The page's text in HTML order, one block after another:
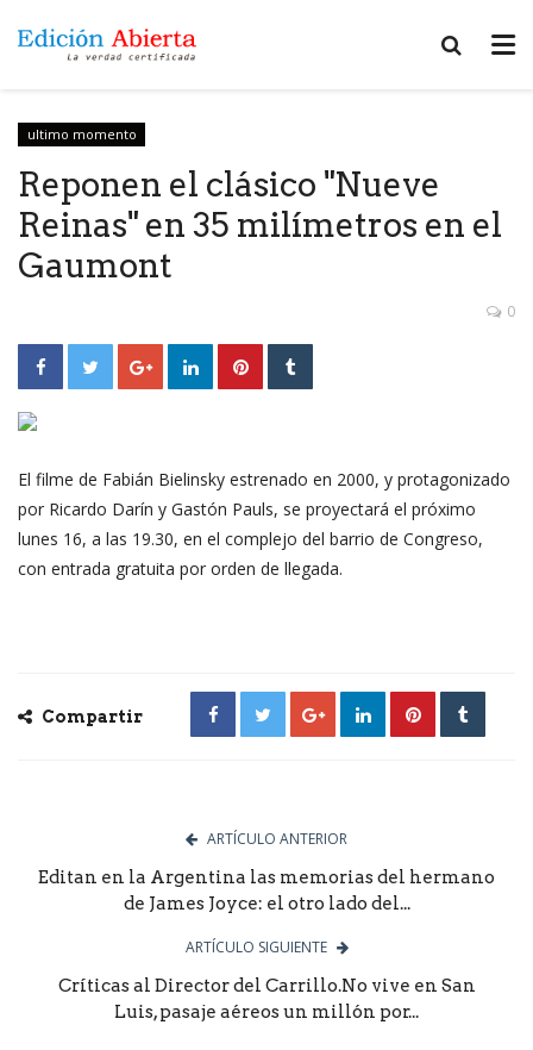
ultimo momento
Reponen el clásico "Nueve
Reinas" en 35 milímetros en el
Gaumont
0
El filme de Fabián Bielinsky estrenado en 2000, y protagonizado
por Ricardo Darín y Gastón Pauls, se proyectará el próximo
lunes 16, a las 19.30, en el complejo del barrio de Congreso,
con entrada gratuita por orden de llegada.
Compartir
ARTÍCULO ANTERIOR
Editan en la Argentina las memorias del hermano
de James Joyce: el otro lado del...
ARTÍCULO SIGUIENTE
Críticas al Director del Carrillo.No vive en San
Luis, pasaje aéreos un millón por...